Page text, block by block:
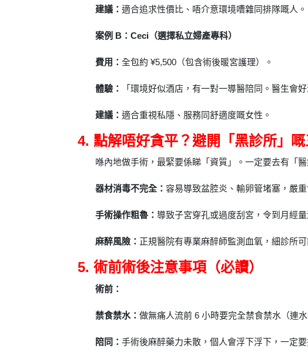
建議： 適合追求性價比、唔介意環境嘈雜同排隊嘅人。
案例 B：Ceci（選擇私立婦產專科）
費用： 全包約 ¥5,500（包含術後暖宮護理）。
體驗： 「環境好似酒店，有一對一導醫陪同。醫生會
建議： 適合重視私隱、服務同舒適度嘅女性。
4. 點解唔好貪平？避開「黑診所」
喺內地做手術，最緊要係睇「資質」。一定要去有「
器材消毒不完全： 容易導致盆腔炎、輸卵管堵塞，嚴
手術操作粗魯： 導致子宮穿孔或過度刮宮，令到月經量
麻醉風險： 正規醫院有專業麻醉師監測血氧，細診所
5. 術前術後注意事項（必讀）
術前：
禁食禁水： 做無痛人流前 6 小時要完全禁食禁水（連
陪同： 手術後麻醉藥力未散，個人會浮下浮下，一定要